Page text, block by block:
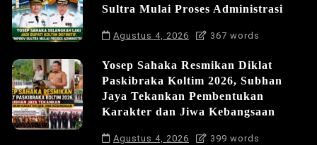
Sultra Mulai Proses Administrasi
Agustus 4, 2026 367 words
Yosep Sahaka Resmikan Diklat
Paskibraka Koltim 2026, Subhan
Jaya Tekankan Pembentukan
Karakter dan Jiwa Kebangsaan
Agustus 4, 2026 399 words